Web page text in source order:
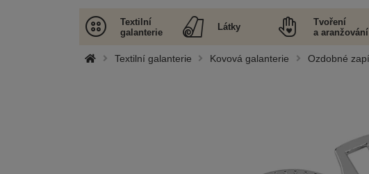
Textilní
galanterie
Látky
Tvoření
a aranžování
Textilní galanterie Kovová galanterie Ozdobné